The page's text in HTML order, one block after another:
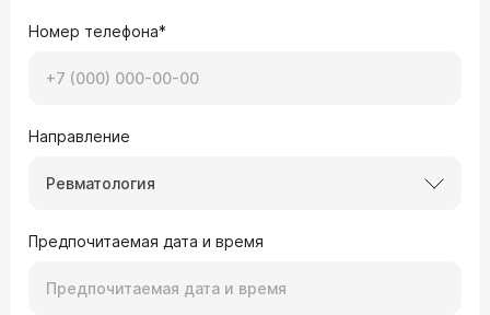
Номер телефона*
Направление
Ревматология
Предпочитаемая дата и время